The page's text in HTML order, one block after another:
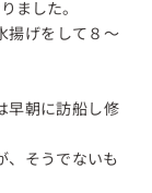
ました。
揚げをして８～
早朝に訪船し修
、そうでないも